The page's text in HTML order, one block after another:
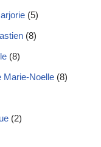
(5)
(8)
(8)
Noelle (8)
(2)